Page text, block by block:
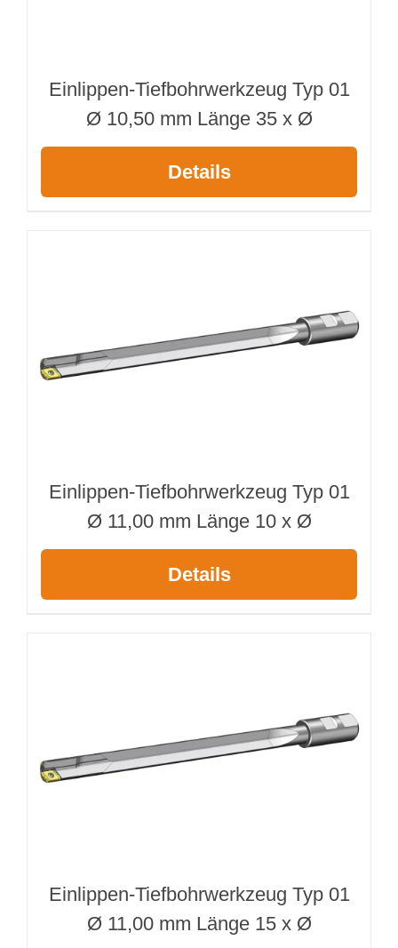
Einlippen-Tiefbohrwerkzeug Typ 01
Ø 10,50 mm Länge 35 x Ø
Details
Einlippen-Tiefbohrwerkzeug Typ 01
Ø 11,00 mm Länge 10 x Ø
Details
Einlippen-Tiefbohrwerkzeug Typ 01
Ø 11,00 mm Länge 15 x Ø